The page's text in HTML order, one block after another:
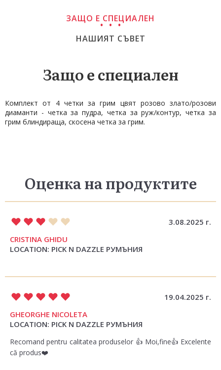
ЗАЩО Е СПЕЦИАЛЕН
НАШИЯТ СЪВЕТ
Защо е специален
Комплект от 4 четки за грим цвят розово злато/розови
диаманти - четка за пудра, четка за руж/контур, четка за
грим блиндираща, скосена четка за грим.
Оценка на продуктите
3.08.2025 г.
CRISTINA GHIDU
LOCATION: PICK N DAZZLE РУМЪНИЯ
19.04.2025 г.
GHEORGHE NICOLETA
LOCATION: PICK N DAZZLE РУМЪНИЯ
Recomand pentru calitatea produselor 👍 Moi,fine👍 Excelente
că produs❤️